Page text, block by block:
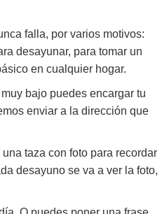
falla, por varios motivos:
desayunar, para tomar un
en cualquier hogar.
bajo puedes encargar tu
enviar a la dirección que
taza con foto para recordar
desayuno se va a ver la foto,